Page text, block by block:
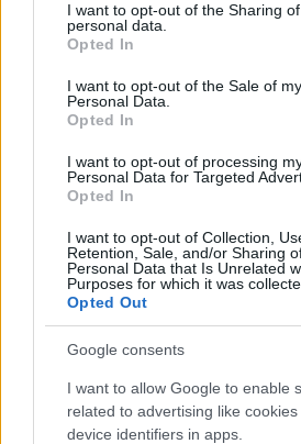
not limited to your visit or usage
grant or deny consent to Google and
use your data for below specified
consent section.
I want to opt-out of the Sharing
personal data.
Opted In
I want to opt-out of the Sale of my
Personal Data.
Opted In
I want to opt-out of processing
Personal Data for Targeted
Opted In
I want to opt-out of Collection,
Retention, Sale, and/or Sharing
Personal Data that Is Unrelated
Purposes for which it was
Opted Out
Google consents
I want to allow Google to enable
related to advertising like
device identifiers in apps.
A Szputnyik az
közösség; a múltkor
ajánlott könyvet egy
Mi a szerepe Bodó
közösségben?
BV: A társulat vezetője
felelősséggel jár. Az én
megszervezzem a társulat
következő lépéseihez
Egy része ezeknek anyagi,
természetű. A posztokra
kell választani, akik értik a
kihívásnak tartják, hogy egy
független csapat ügyeit
gazdaságis, a webszerkesztő
hangtechnikus. A társulat
jelenleg tizennyolc embert